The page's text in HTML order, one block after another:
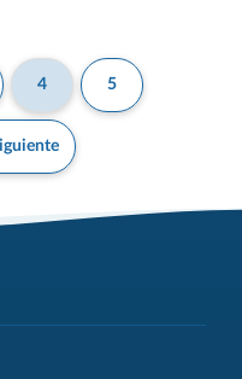
4 5